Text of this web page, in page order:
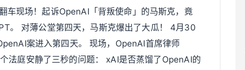
车现场！起诉OpenAI「背叛使命」的马斯克，竟
。 对薄公堂第四天，马斯克爆出了大瓜！ 4月30
案进入第四天。 现场，OpenAI首席律师
法庭安静了三秒的问题： xAI是否蒸馏了OpenAI的